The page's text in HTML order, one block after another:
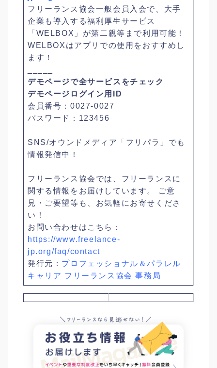
フリーランス協会一般会員入会で、大手
企業も導入する福利厚生サービス
「WELBOX」が第二親等まで利用可能！
WELBOXはアプリでの使用をおすすめし
ます！
デモページで全サービスをチェック
デモページログイン用ID
会員番号：0027-0027
パスワード：123456
SNS/オウンドメディア「フリパラ」でも
情報発信中！
フリーランス協会では、フリーランスに
関する情報をお届けしています。 ご意
見・ご要望等も、お気軽にお寄せくださ
い！
お問い合わせはこちら：
https://www.freelance-
jp.org/faq/contact
発行元： プロフェッショナル＆パラレル
キャリア フリーランス協会 事務局